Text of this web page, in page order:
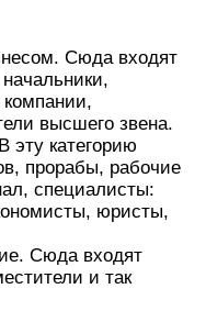
Сюда входят
высшего звена.
эту категорию
прорабы, рабочие
специалисты:
юристы,
Сюда входят
и так